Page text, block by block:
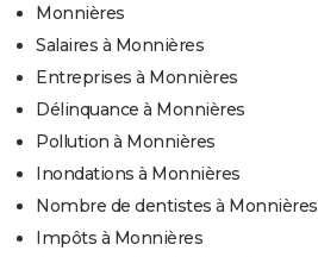
Monnières
Salaires à Monnières
Entreprises à Monnières
Délinquance à Monnières
Pollution à Monnières
Inondations à Monnières
Nombre de dentistes à Monnières
Impôts à Monnières